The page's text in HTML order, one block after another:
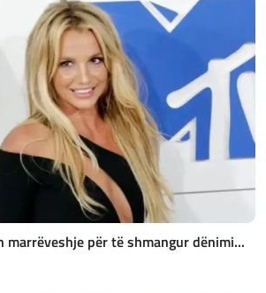
marrëveshje për të shmangur dënimi...